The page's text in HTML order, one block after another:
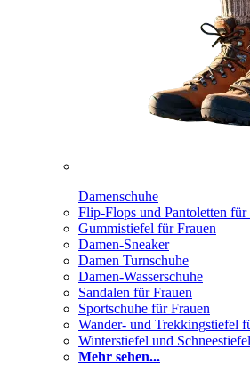
Damenschuhe
Flip-Flops und Pantoletten für
Gummistiefel für Frauen
Damen-Sneaker
Damen Turnschuhe
Damen-Wasserschuhe
Sandalen für Frauen
Sportschuhe für Frauen
Wander- und Trekkingstiefel
Winterstiefel und
Mehr sehen...